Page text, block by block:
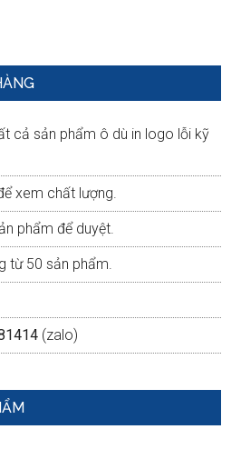
cả sản phẩm ô dù in logo lỗi kỹ
xem chất lượng.
phẩm để duyệt.
từ 50 sản phẩm.
(zalo)